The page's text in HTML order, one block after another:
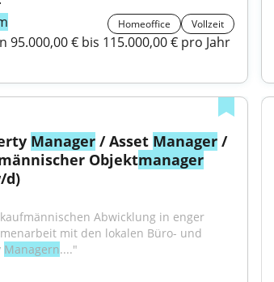
Homeoffice Vollzeit
95.000,00 € bis 115.000,00 € pro Jahr
Manager / Asset Manager /
Objektmanager
d)
Abwicklung in enger
mit den lokalen Büro- und
Managern...."